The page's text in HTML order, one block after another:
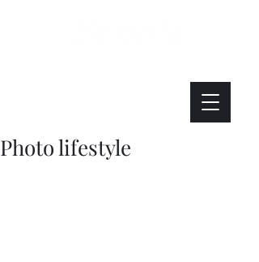
Photo lifestyle